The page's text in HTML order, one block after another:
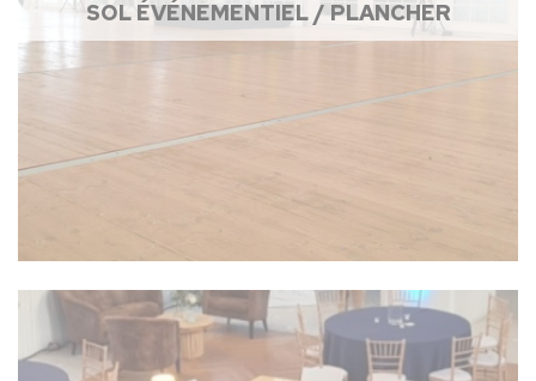
SOL ÉVÉNEMENTIEL / PLANCHER